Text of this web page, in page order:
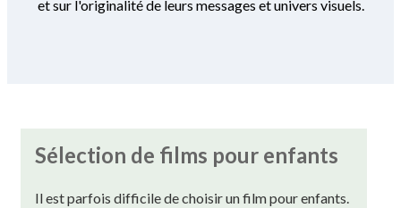
et sur l'originalité de leurs messages et univers visuels.
Sélection de films pour enfants
Il est parfois difficile de choisir un film pour enfants.